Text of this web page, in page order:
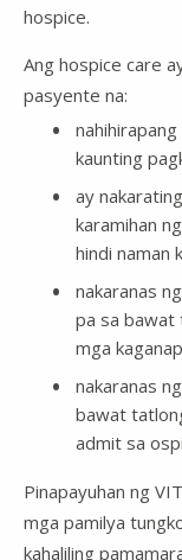
hospice.
Ang hospice care
pasyente na:
kaunting
ay
karamihan
hindi naman
nakaranas
pa sa bawat
mga
nakaranas
bawat
admit sa
Pinapayuhan ng
mga pamilya
kahaliling